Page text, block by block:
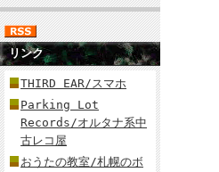
リンク
THIRD EAR/スマホ
Parking Lot
Records/オルタナ系中
古レコ屋
おうたの教室/札幌のボ